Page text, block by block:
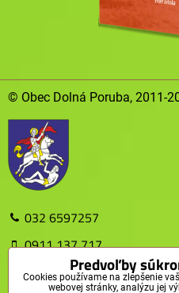
© Obec Dolná Poruba, 2011-
032 6597257
0911 137 717
obec@dolnaporuba.sk
Predvoľby
Cookies používame na zlepšenie
webovej stránky, analýzu jej